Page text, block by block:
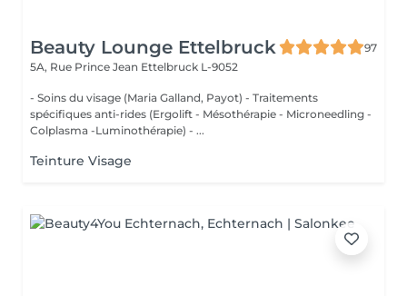
Beauty Lounge Ettelbruck
97
5A, Rue Prince Jean Ettelbruck L-9052
- Soins du visage (Maria Galland, Payot) - Traitements
spécifiques anti-rides (Ergolift - Mésothérapie - Microneedling -
Colplasma -Luminothérapie) - ...
Teinture Visage